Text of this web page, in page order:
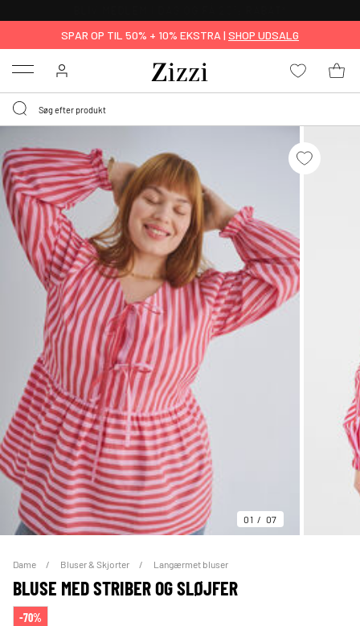
SPAR OP TIL 50% + 10% EKSTRA | SHOP UDSALG
Menu
01 07
Dame Bluser & Skjorter Langærmet bluser
BLUSE MED STRIBER OG SLØJFER
-70%